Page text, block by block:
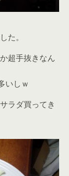
た。
超手抜きなん
いしｗ
ラダ買ってき